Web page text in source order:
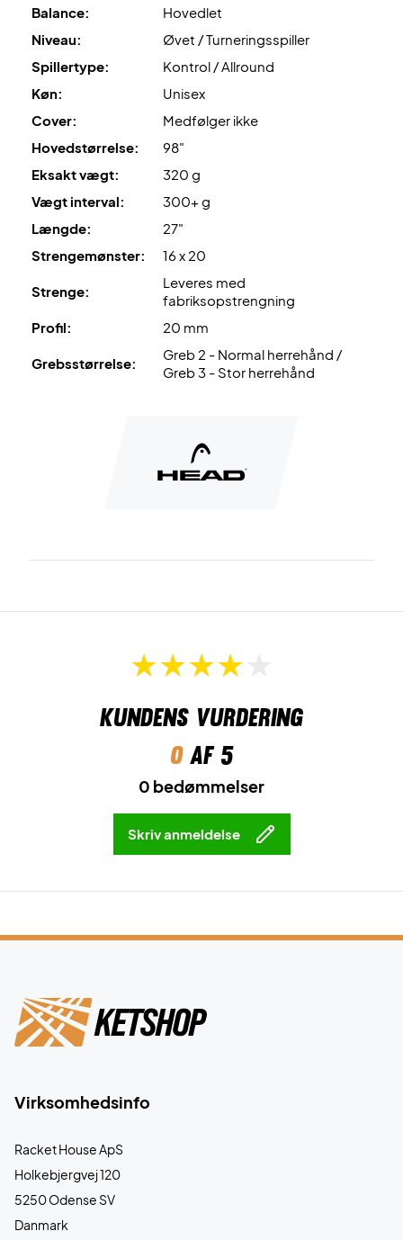
Desuden leveres den uden cover!
Balance:
Hovedlet
Niveau:
Øvet / Turneringsspiller
Spillertype:
Kontrol / Allround
Køn:
Unisex
Cover:
Medfølger ikke
Hovedstørrelse:
98"
Eksakt vægt:
320 g
Vægt interval:
300+ g
Længde:
27"
Strengemønster:
16 x 20
Strenge:
Leveres med
fabriksopstrengning
Profil:
20 mm
Grebsstørrelse:
Greb 2 - Normal herrehånd /
Greb 3 - Stor herrehånd
Kundens vurdering
0af 5
0 bedømmelser
Skriv anmeldelse
Virksomhedsinfo
Racket House ApS
Holkebjergvej 120
5250 Odense SV
Danmark